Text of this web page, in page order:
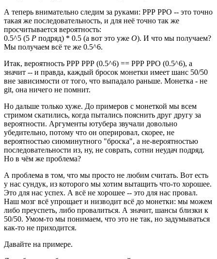
А теперь внимательно следим за руками: РРР РРО -- это точно
такая же последовательность, и для неё точно так же
просчитывается вероятность:
0.5^5 (5 Р подряд) * 0.5 (а вот это уже О). И что мы получаем?
Мы получаем всё те же 0.5^6.
Итак, вероятность РРР РРР (0.5^6) == РРР РРО (0.5^6), а
значит -- и правда, каждый бросок монетки имеет шанс 50/50
вне зависимости от того, что выпадало раньше. Монетка - не
git, она ничего не помнит.
Но дальше только хуже. До примеров с монеткой мы всем
стримом скатились, когда пытались пояснить друг другу за
вероятности. Аргументы ютубера звучали довольно
убедительно, потому что он оперировал, скорее, не
вероятностью сиюминутного "броска", а не-вероятностью
последовательности из, ну, не соврать, сотни неудач подряд.
Но в чём же проблема?
А проблема в том, что мы просто не любим считать. Вот есть
у нас сундук, из которого мы хотим вытащить что-то хорошее.
Это для нас успех. А всё не хорошее -- это для нас провал.
Наш мозг всё упрощает и низводит всё до монетки: мы можем
либо преуспеть, либо провалиться. А значит, шансы близки к
50/50. Умом-то мы понимаем, что это не так, но задумываться
как-то не приходится.
Давайте на примере.